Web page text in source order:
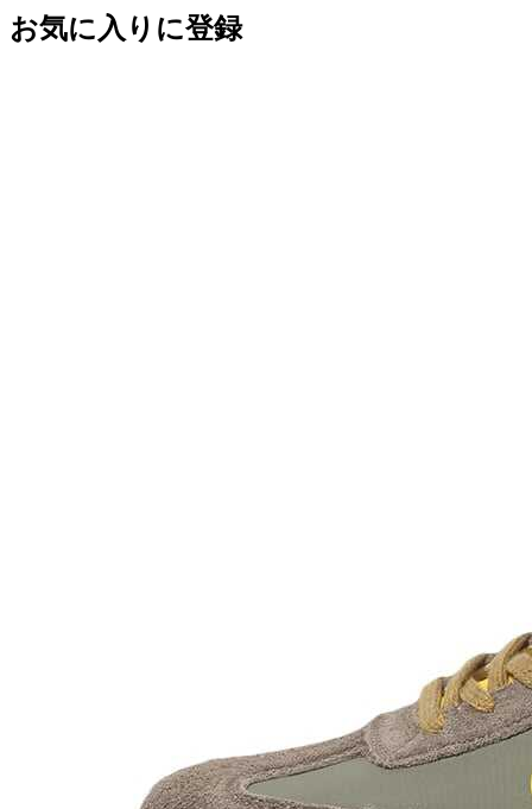
お気に入りに登録